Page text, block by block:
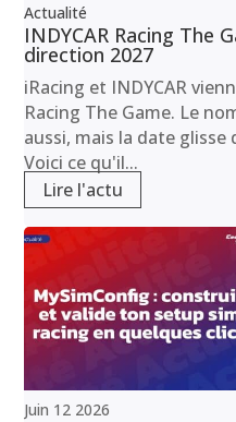
Actualité
INDYCAR Racing The
direction 2027
iRacing et INDYCAR
Racing The Game. Le
aussi, mais la date glisse
Voici ce qu'il...
Lire l'actu
Juin 12 2026